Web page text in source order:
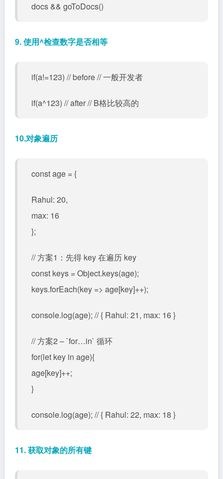
docs && goToDocs()
9. 使用^检查数字是否相等
if(a!=123) // before // 一般开发者
if(a^123) // after // B格比较高的
10.对象遍历
const age = {
Rahul: 20,
max: 16
};
// 方案1：先得 key 在遍历 key
const keys = Object.keys(age);
keys.forEach(key => age[key]++);
console.log(age); // { Rahul: 21, max: 16 }
// 方案2 – `for…in` 循环
for(let key in age){
age[key]++;
}
console.log(age); // { Rahul: 22, max: 18 }
11. 获取对象的所有键